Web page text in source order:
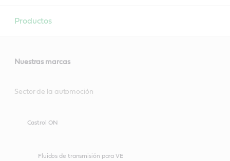
Productos
Nuestras marcas
Sector de la automoción
Castrol ON
Fluidos de transmisión para VE